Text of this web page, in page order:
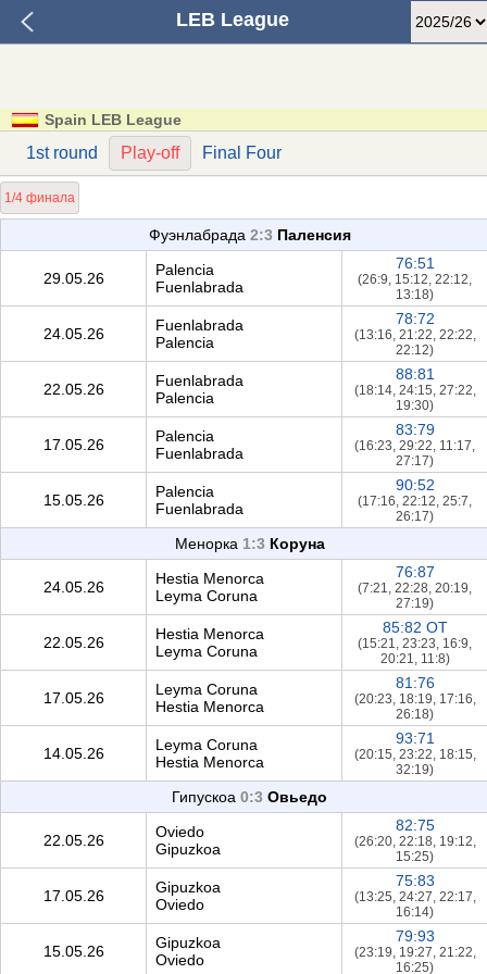
LEB League
Spain LEB League
1st round Play-off Final Four
1/4 финала
Фуэнлабрада 2:3 Паленсия
29.05.26
Palencia
Fuenlabrada
76:51
(26:9, 15:12, 22:12,
13:18)
24.05.26
Fuenlabrada
Palencia
78:72
(13:16, 21:22, 22:22,
22:12)
22.05.26
Fuenlabrada
Palencia
88:81
(18:14, 24:15, 27:22,
19:30)
17.05.26
Palencia
Fuenlabrada
83:79
(16:23, 29:22, 11:17,
27:17)
15.05.26
Palencia
Fuenlabrada
90:52
(17:16, 22:12, 25:7,
26:17)
Менорка 1:3 Коруна
24.05.26
Hestia Menorca
Leyma Coruna
76:87
(7:21, 22:28, 20:19,
27:19)
22.05.26
Hestia Menorca
Leyma Coruna
85:82 OT
(15:21, 23:23, 16:9,
20:21, 11:8)
17.05.26
Leyma Coruna
Hestia Menorca
81:76
(20:23, 18:19, 17:16,
26:18)
14.05.26
Leyma Coruna
Hestia Menorca
93:71
(20:15, 23:22, 18:15,
32:19)
Гипускоа 0:3 Овьедо
22.05.26
Oviedo
Gipuzkoa
82:75
(26:20, 22:18, 19:12,
15:25)
17.05.26
Gipuzkoa
Oviedo
75:83
(13:25, 24:27, 22:17,
16:14)
15.05.26
Gipuzkoa
Oviedo
79:93
(23:19, 19:27, 21:22,
16:25)